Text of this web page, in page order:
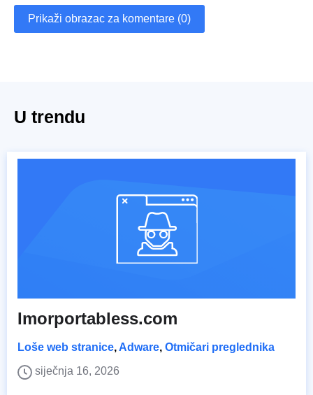
Prikaži obrazac za komentare (0)
U trendu
Imorportabless.com
Loše web stranice, Adware, Otmičari preglednika
siječnja 16, 2026